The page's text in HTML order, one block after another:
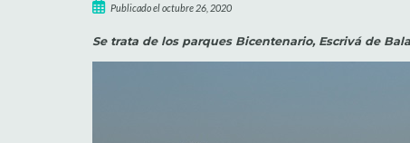
Publicado el octubre 26, 2020
Se trata de los parques Bicentenario, Escrivá de